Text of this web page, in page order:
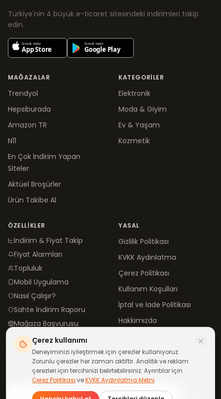
Türkiye'nin 4 büyük e-ticaret sitesindeki indirimleri takip
edin.
MAĞAZALAR
Trendyol
Hepsiburada
Amazon TR
N11
En Çok İndirim Yapan
Siteler
Aktüel Broşürler
Ürün Takibe Al
KATEGORILER
Elektronik
Moda & Giyim
Ev & Yaşam
Kozmetik
ÖZELLIKLER
İndirim & Fiyat Takip
Fiyat Alarmları
Topluluk
Mobil Uygulama
Nasıl Çalışır?
Sahte İndirim Raporu
Mağaza Başvurusu
YASAL
Gizlilik Politikası
KVKK Aydınlatma
Çerez Politikası
Kullanım Koşulları
İptal ve İade Politikası
Hakkımızda
Blog
©2026neindirimde.com · Türkiye'de ile yapıldı
Çerez kullanımı
Deneyiminizi iyileştirmek için çerezler kullanıyoruz.
Zorunlu çerezler her zaman aktiftir. Analitik ve reklam
çerezleri için tercihinizi belirtebilirsiniz. Ayrıntılar için
Çerez Politikası veKVKK Aydınlatma Metni.
Günün fırsatları